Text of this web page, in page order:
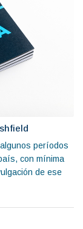
períodos
con mínima
de ese